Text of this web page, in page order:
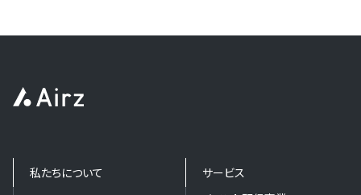
私たちについて サービス